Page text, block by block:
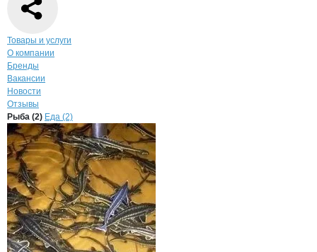
Навигация по странице
Товары и услуги
О компании
Бренды
Вакансии
Новости
Отзывы
ПродукцияАзово-Черноморский
Навигация по продуктам
Рыба (2) Еда (2)